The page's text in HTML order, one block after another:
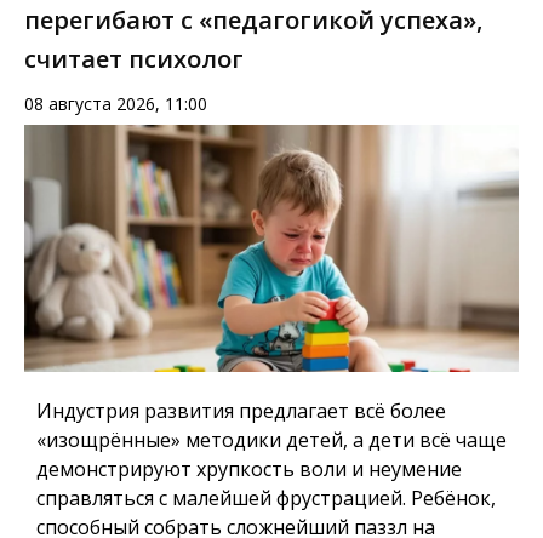
перегибают с «педагогикой успеха»,
считает психолог
08 августа 2026, 11:00
Индустрия развития предлагает всё более
«изощрённые» методики детей, а дети всё чаще
демонстрируют хрупкость воли и неумение
справляться с малейшей фрустрацией. Ребёнок,
способный собрать сложнейший паззл на